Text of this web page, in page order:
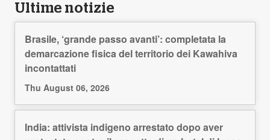
Ultime notizie
Brasile, ‘grande passo avanti’: completata la
demarcazione fisica del territorio dei Kawahiva
incontattati
Thu August 06, 2026
India: attivista indigeno arrestato dopo aver